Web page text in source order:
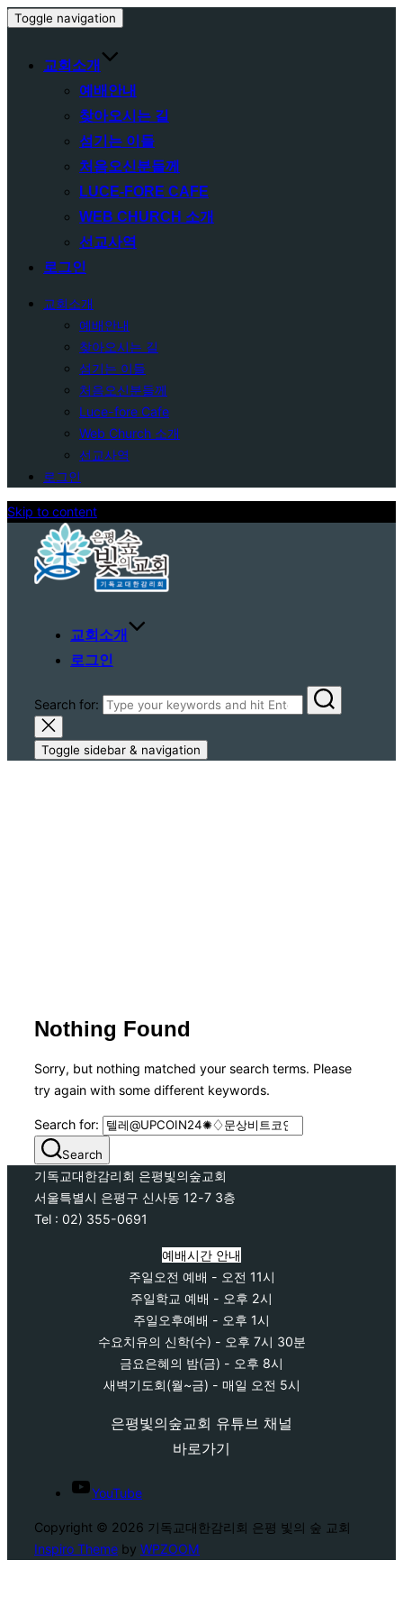
Toggle navigation
교회소개
예배안내
찾아오시는 길
섬기는 이들
처음오신분들께
LUCE-FORE CAFE
WEB CHURCH 소개
선교사역
로그인
교회소개
예배안내
찾아오시는 길
섬기는 이들
처음오신분들께
Luce-fore Cafe
Web Church 소개
선교사역
로그인
Skip to content
교회소개
로그인
Search for:
Toggle sidebar & navigation
Nothing Found
Sorry, but nothing matched your search terms. Please
try again with some different keywords.
Search for:
Search
기독교대한감리회 은평빛의숲교회
서울특별시 은평구 신사동 12-7 3층
Tel : 02) 355-0691
예배시간 안내
주일오전 예배 - 오전 11시
주일학교 예배 - 오후 2시
주일오후예배 - 오후 1시
수요치유의 신학(수) - 오후 7시 30분
금요은혜의 밤(금) - 오후 8시
새벽기도회(월~금) - 매일 오전 5시
은평빛의숲교회 유튜브 채널
바로가기
YouTube
Copyright © 2026 기독교대한감리회 은평 빛의 숲 교회
Inspiro Theme by WPZOOM